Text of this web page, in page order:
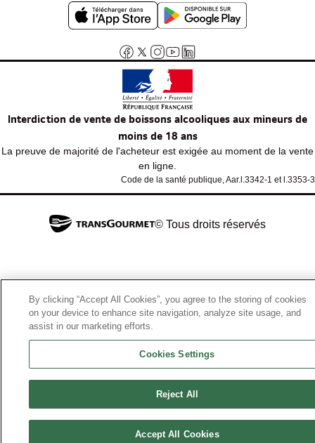
Interdiction de vente de boissons alcooliques aux mineurs de
moins de 18 ans
La preuve de majorité de l'acheteur est exigée au moment de la vente
en ligne.
Code de la santé publique, Aar.l.3342-1 et l.3353-3
© Tous droits réservés
By clicking “Accept All Cookies”, you agree to the storing of cookies
on your device to enhance site navigation, analyze site usage, and
assist in our marketing efforts.
Cookies Settings
Reject All
Accept All Cookies